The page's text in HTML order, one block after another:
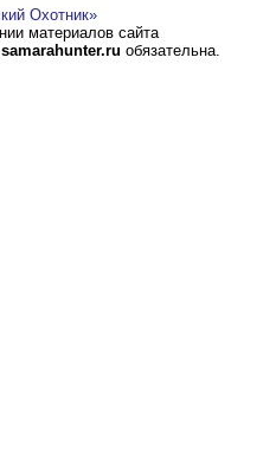
Охотник»
материалов сайта
samarahunter.ru обязательна.